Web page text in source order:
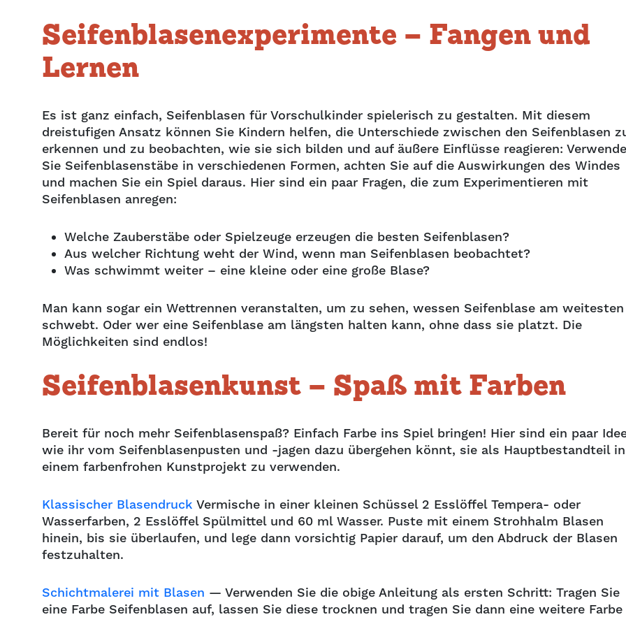
Seifenblasenexperimente – Fangen und
Lernen
Es ist ganz einfach, Seifenblasen für Vorschulkinder spielerisch zu gestalten. Mit diesem
dreistufigen Ansatz können Sie Kindern helfen, die Unterschiede zwischen den Seifenblasen
erkennen und zu beobachten, wie sie sich bilden und auf äußere Einflüsse reagieren:
Sie Seifenblasenstäbe in verschiedenen Formen, achten Sie auf die Auswirkungen des Windes
und machen Sie ein Spiel daraus. Hier sind ein paar Fragen, die zum Experimentieren mit
Seifenblasen anregen:
Welche Zauberstäbe oder Spielzeuge erzeugen die besten Seifenblasen?
Aus welcher Richtung weht der Wind, wenn man Seifenblasen beobachtet?
Was schwimmt weiter – eine kleine oder eine große Blase?
Man kann sogar ein Wettrennen veranstalten, um zu sehen, wessen Seifenblase am weitesten
schwebt. Oder wer eine Seifenblase am längsten halten kann, ohne dass sie platzt. Die
Möglichkeiten sind endlos!
Seifenblasenkunst – Spaß mit Farben
Bereit für noch mehr Seifenblasenspaß? Einfach Farbe ins Spiel bringen! Hier sind ein paar
wie ihr vom Seifenblasenpusten und -jagen dazu übergehen könnt, sie als Hauptbestandteil in
einem farbenfrohen Kunstprojekt zu verwenden.
Klassischer Blasendruck Vermische in einer kleinen Schüssel 2 Esslöffel Tempera- oder
Wasserfarben, 2 Esslöffel Spülmittel und 60 ml Wasser. Puste mit einem Strohhalm Blasen
hinein, bis sie überlaufen, und lege dann vorsichtig Papier darauf, um den Abdruck der Blasen
festzuhalten.
Schichtmalerei mit Blasen — Verwenden Sie die obige Anleitung als ersten Schritt: Tragen Sie
eine Farbe Seifenblasen auf, lassen Sie diese trocknen und tragen Sie dann eine weitere Farbe